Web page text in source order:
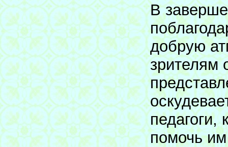
В
добрую
зрителям
помочь